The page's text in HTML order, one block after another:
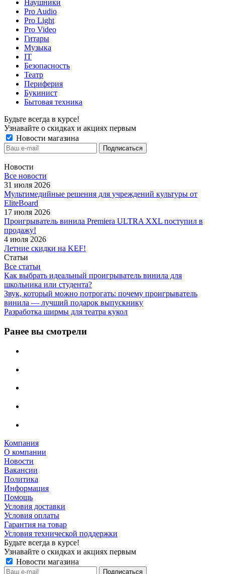
Наушники
Pro Audio
Pro Light
Pro Video
Гитары
Музыка
IT
Безопасность
Театр
Периферия
Букинист
Бытовая техника
Будьте всегда в курсе!
Узнавайте о скидках и акциях первым
Новости магазина
Новости
Все новости
31 июля 2026
Мультимедийные решения для учреждений культуры от
EliteBoard
17 июля 2026
Проигрыватель винила Premiera ULTRA XXL поступил в
продажу!
4 июля 2026
Летние скидки на KEF!
Статьи
Все статьи
Как выбрать идеальный проигрыватель винила для
школьника или студента?
Звук, который можно потрогать: почему проигрыватель
винила — лучший подарок выпускнику
Разработка ширмы для театра кукол
Ранее вы смотрели
Компания
О компании
Новости
Вакансии
Политика
Информация
Помощь
Условия доставки
Условия оплаты
Гарантия на товар
Условия технической поддержки
Будьте всегда в курсе!
Узнавайте о скидках и акциях первым
Новости магазина